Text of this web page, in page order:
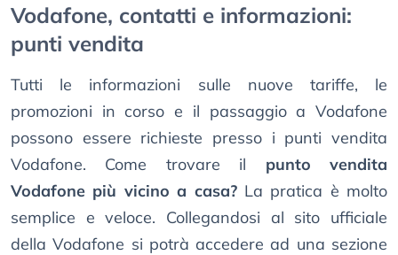
Vodafone, contatti e informazioni:
punti vendita
Tutti le informazioni sulle nuove tariffe, le
promozioni in corso e il passaggio a Vodafone
possono essere richieste presso i punti vendita
Vodafone. Come trovare il punto vendita
Vodafone più vicino a casa?La pratica è molto
semplice e veloce. Collegandosi al sito ufficiale
della Vodafone si potrà accedere ad una sezione